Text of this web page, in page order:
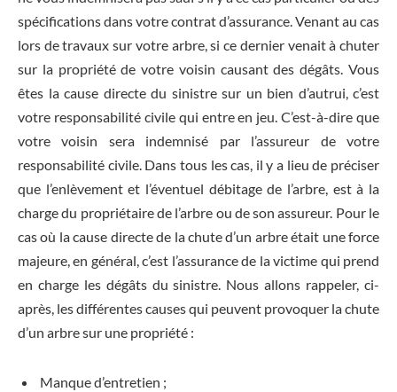
spécifications dans votre contrat d’assurance. Venant au cas
lors de travaux sur votre arbre, si ce dernier venait à chuter
sur la propriété de votre voisin causant des dégâts. Vous
êtes la cause directe du sinistre sur un bien d’autrui, c’est
votre responsabilité civile qui entre en jeu. C’est-à-dire que
votre voisin sera indemnisé par l’assureur de votre
responsabilité civile. Dans tous les cas, il y a lieu de préciser
que l’enlèvement et l’éventuel débitage de l’arbre, est à la
charge du propriétaire de l’arbre ou de son assureur. Pour le
cas où la cause directe de la chute d’un arbre était une force
majeure, en général, c’est l’assurance de la victime qui prend
en charge les dégâts du sinistre. Nous allons rappeler, ci-
après, les différentes causes qui peuvent provoquer la chute
d’un arbre sur une propriété :
Manque d’entretien ;